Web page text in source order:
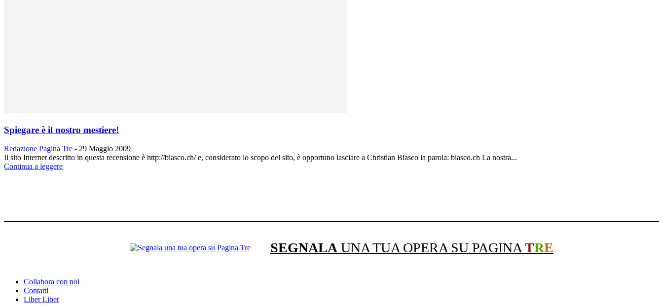
Spiegare è il nostro mestiere!
Redazione Pagina Tre - 29 Maggio 2009
Il sito Internet descritto in questa recensione è http://biasco.ch/ e, considerato lo scopo del sito, è opportuno lasciare a Christian Biasco la parola: biasco.ch La nostra...
Continua a leggere
SEGNALAUNA TUA OPERA SU PAGINATRE
Collabora con noi
Contatti
Liber Liber